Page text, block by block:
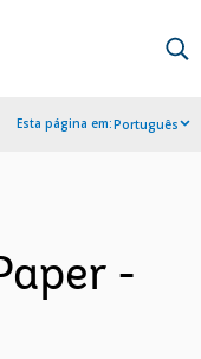
Esta página em:Português
-